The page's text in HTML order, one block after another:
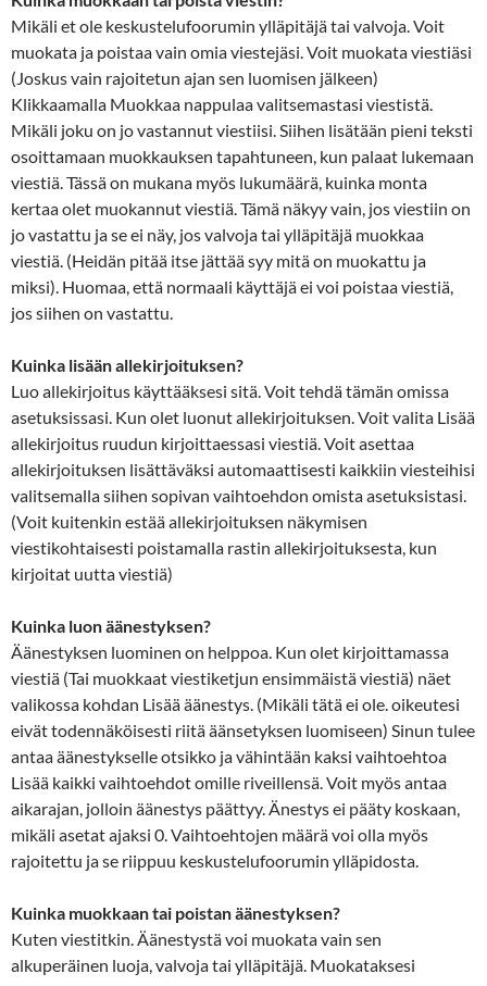
Mikäli et ole keskustelufoorumin ylläpitäjä tai valvoja. Voit
muokata ja poistaa vain omia viestejäsi. Voit muokata viestiäsi
(Joskus vain rajoitetun ajan sen luomisen jälkeen)
Klikkaamalla Muokkaa nappulaa valitsemastasi viestistä.
Mikäli joku on jo vastannut viestiisi. Siihen lisätään pieni teksti
osoittamaan muokkauksen tapahtuneen, kun palaat lukemaan
viestiä. Tässä on mukana myös lukumäärä, kuinka monta
kertaa olet muokannut viestiä. Tämä näkyy vain, jos viestiin on
jo vastattu ja se ei näy, jos valvoja tai ylläpitäjä muokkaa
viestiä. (Heidän pitää itse jättää syy mitä on muokattu ja
miksi). Huomaa, että normaali käyttäjä ei voi poistaa viestiä,
jos siihen on vastattu.
Kuinka lisään allekirjoituksen?
Luo allekirjoitus käyttääksesi sitä. Voit tehdä tämän omissa
asetuksissasi. Kun olet luonut allekirjoituksen. Voit valita Lisää
allekirjoitus ruudun kirjoittaessasi viestiä. Voit asettaa
allekirjoituksen lisättäväksi automaattisesti kaikkiin viesteihisi
valitsemalla siihen sopivan vaihtoehdon omista asetuksistasi.
(Voit kuitenkin estää allekirjoituksen näkymisen
viestikohtaisesti poistamalla rastin allekirjoituksesta, kun
kirjoitat uutta viestiä)
Kuinka luon äänestyksen?
Äänestyksen luominen on helppoa. Kun olet kirjoittamassa
viestiä (Tai muokkaat viestiketjun ensimmäistä viestiä) näet
valikossa kohdan Lisää äänestys. (Mikäli tätä ei ole. oikeutesi
eivät todennäköisesti riitä äänsetyksen luomiseen) Sinun tulee
antaa äänestykselle otsikko ja vähintään kaksi vaihtoehtoa
Lisää kaikki vaihtoehdot omille riveillensä. Voit myös antaa
aikarajan, jolloin äänestys päättyy. Änestys ei pääty koskaan,
mikäli asetat ajaksi 0. Vaihtoehtojen määrä voi olla myös
rajoitettu ja se riippuu keskustelufoorumin ylläpidosta.
Kuinka muokkaan tai poistan äänestyksen?
Kuten viestitkin. Äänestystä voi muokata vain sen
alkuperäinen luoja, valvoja tai ylläpitäjä. Muokataksesi